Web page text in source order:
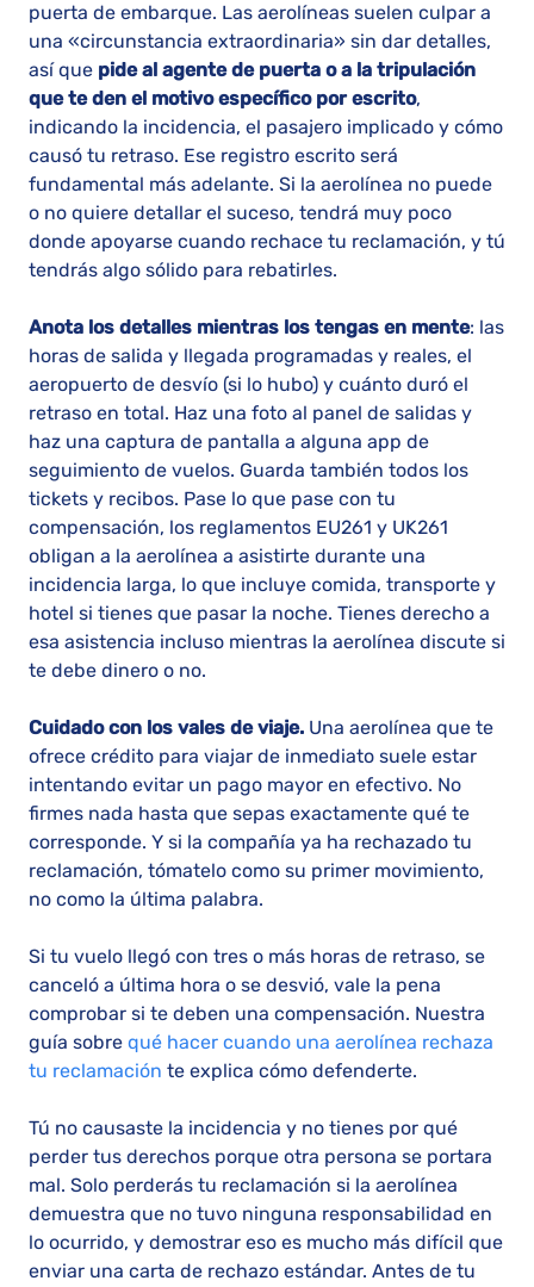
puerta de embarque. Las aerolíneas suelen culpar a
una «circunstancia extraordinaria» sin dar detalles,
así que pide al agente de puerta o a la tripulación
que te den el motivo específico por escrito,
indicando la incidencia, el pasajero implicado y cómo
causó tu retraso. Ese registro escrito será
fundamental más adelante. Si la aerolínea no puede
o no quiere detallar el suceso, tendrá muy poco
donde apoyarse cuando rechace tu reclamación, y tú
tendrás algo sólido para rebatirles.
Anota los detalles mientras los tengas en mente: las
horas de salida y llegada programadas y reales, el
aeropuerto de desvío (si lo hubo) y cuánto duró el
retraso en total. Haz una foto al panel de salidas y
haz una captura de pantalla a alguna app de
seguimiento de vuelos. Guarda también todos los
tickets y recibos. Pase lo que pase con tu
compensación, los reglamentos EU261 y UK261
obligan a la aerolínea a asistirte durante una
incidencia larga, lo que incluye comida, transporte y
hotel si tienes que pasar la noche. Tienes derecho a
esa asistencia incluso mientras la aerolínea discute si
te debe dinero o no.
Cuidado con los vales de viaje. Una aerolínea que te
ofrece crédito para viajar de inmediato suele estar
intentando evitar un pago mayor en efectivo. No
firmes nada hasta que sepas exactamente qué te
corresponde. Y si la compañía ya ha rechazado tu
reclamación, tómatelo como su primer movimiento,
no como la última palabra.
Si tu vuelo llegó con tres o más horas de retraso, se
canceló a última hora o se desvió, vale la pena
comprobar si te deben una compensación. Nuestra
guía sobre qué hacer cuando una aerolínea rechaza
tu reclamación te explica cómo defenderte.
Tú no causaste la incidencia y no tienes por qué
perder tus derechos porque otra persona se portara
mal. Solo perderás tu reclamación si la aerolínea
demuestra que no tuvo ninguna responsabilidad en
lo ocurrido, y demostrar eso es mucho más difícil que
enviar una carta de rechazo estándar. Antes de tu